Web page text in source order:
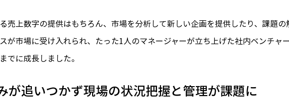
売上数字の提供はもちろん、市場を分析して新しい企画を提供したり、課題
が市場に受け入れられ、たった1人のマネージャーが立ち上げた社内ベンチャ
でに成長しました。
が追いつかず現場の状況把握と管理が課題に